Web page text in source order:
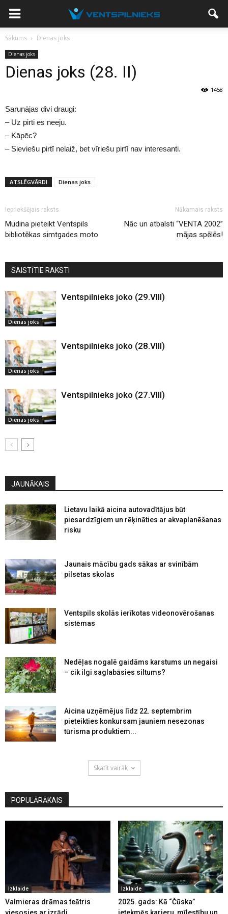
Sākums Dienas joks
Dienas joks
Dienas joks (28. II)
1458
Sarunājas divi draugi:
– Uz pirti es neeju.
– Kāpēc?
– Sieviešu pirtī nelaiž, bet vīriešu pirtī nav interesanti.
ATSLĒGVĀRDI Dienas joks
Iepriekšējais raksts
Mudina pieteikt Ventspils
bibliotēkas simtgades moto
Nākamais raksts
Nāc un atbalsti “VENTA 2002”
mājas spēlēs!
SAISTĪTIE RAKSTI
Dienas joks
Ventspilnieks joko (29.VIII)
Dienas joks
Ventspilnieks joko (28.VIII)
Dienas joks
Ventspilnieks joko (27.VIII)
JAUNĀKAIS
Lietavu laikā aicina autovadītājus būt
piesardzīgiem un rēķināties ar akvaplanēšanas
risku
Jaunais mācību gads sākas ar svinībām
pilsētas skolās
Ventspils skolās ierīkotas videonovērošanas
sistēmas
Nedēļas nogalē gaidāms karstums un negaisi
– cik ilgi saglabāsies siltums?
Aicina uzņēmējus līdz 22. septembrim
pieteikties konkursam jauniem nesezonas
tūrisma produktiem...
Skatīt vairāk
POPULĀRĀKAIS
Izklaide
Valmieras drāmas teātris
Izklaide
2025. gads: Kā “Čūska”